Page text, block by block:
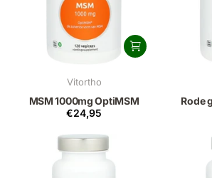
Vitortho
MSM 1000mg OptiMSM
€24,95
Rode